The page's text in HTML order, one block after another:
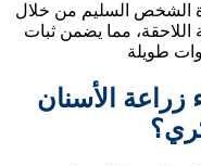
الشخص السليم من خلال
اللاحقة، مما يضمن ثبات
زراعة الأسنان